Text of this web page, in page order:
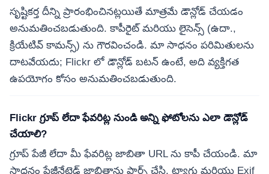
సృష్టికర్త దీన్ని ప్రారంభించినట్లయితే మాత్రమే డౌన్లోడ్ చేయడం
అనుమతించబడుతుంది. కాపీరైట్ మరియు లైసెన్స్ (ఉదా.,
క్రియేటివ్ కామన్స్) ను గౌరవించండి. మా సాధనం పరిమితులను
దాటవేయదు; Flickr లో డౌన్లోడ్ బటన్ ఉంటే, అది వ్యక్తిగత
ఉపయోగం కోసం అనుమతించబడుతుంది.
Flickr గ్రూప్ లేదా ఫేవరిట్ల నుండి అన్ని ఫోటోలను ఎలా డౌన్లోడ్
చేయాలి?
గ్రూప్ పేజీ లేదా మీ ఫేవరిట్ల జాబితా URL ను కాపీ చేయండి. మా
సాధనం పేజీనేటెడ్ జాబితాను పార్స్ చేసి, ట్యాగ్లు మరియు Exif